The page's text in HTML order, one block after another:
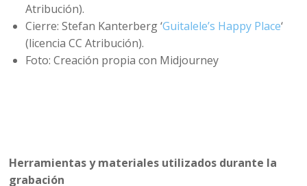
Atribución).
Cierre: Stefan Kanterberg ‘Guitalele’s Happy Place‘
(licencia CC Atribución).
Foto: Creación propia con Midjourney
Herramientas y materiales utilizados durante la
grabación